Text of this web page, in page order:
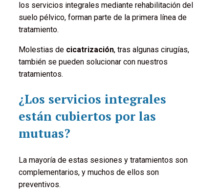
los servicios integrales mediante rehabilitación del
suelo pélvico, forman parte de la primera línea de
tratamiento.
Molestias de cicatrización, tras algunas cirugías,
también se pueden solucionar con nuestros
tratamientos.
¿Los servicios integrales
están cubiertos por las
mutuas?
La mayoría de estas sesiones y tratamientos son
complementarios, y muchos de ellos son
preventivos.